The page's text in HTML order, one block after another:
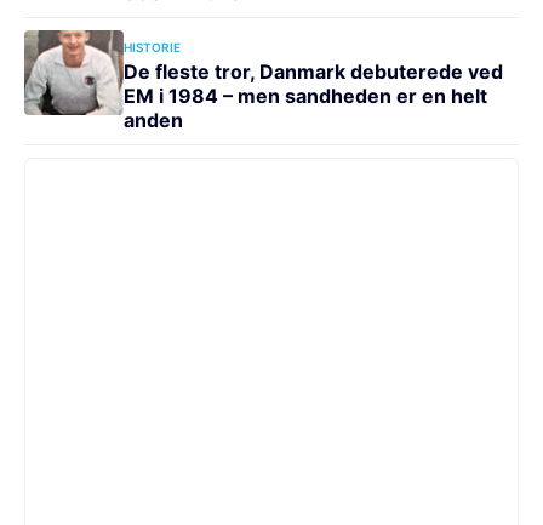
HISTORIE
De fleste tror, Danmark debuterede ved
EM i 1984 – men sandheden er en helt
anden